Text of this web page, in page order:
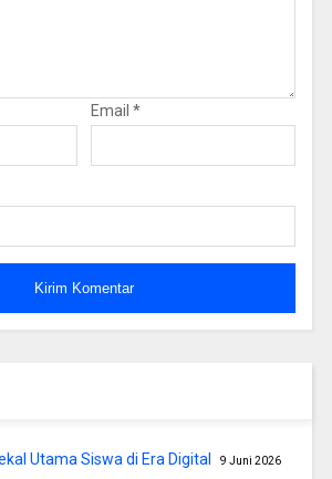
Email *
Utama Siswa di Era Digital 9 Juni 2026